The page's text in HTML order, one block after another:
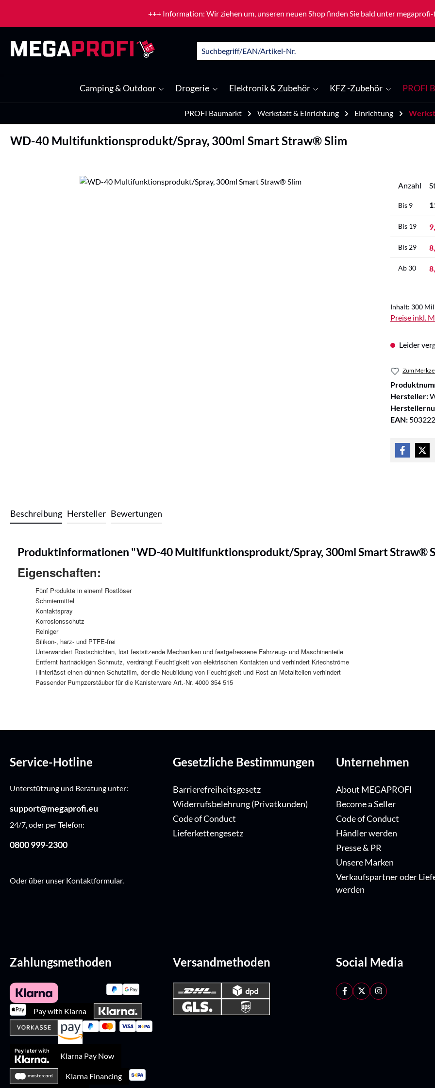
+++ Information: Wir ziehen um, unseren neuen Shop finden Sie bald unter
Camping & Outdoor Drogerie Elektronik & Zubehör KFZ -Zubehör PROFI
PROFI Baumarkt Werkstatt & Einrichtung Einrichtung
WD-40 Multifunktionsprodukt/Spray, 300ml Smart Straw® Slim
Bildergalerie überspringen Anzahl
Bis 9
Bis 19
Bis 29
Ab 30
Inhalt: 300
Preise inkl.
Leider
Zum
Hersteller:
EAN:
Beschreibung Hersteller Bewertungen
Produktinformationen "WD-40 Multifunktionsprodukt/Spray, 300ml Smart Straw®
Eigenschaften:
Fünf Produkte in einem! Rostlöser
Schmiermittel
Kontaktspray
Korrosionsschutz
Reiniger
Silikon-, harz- und PTFE-frei
Unterwandert Rostschichten, löst festsitzende Mechaniken und festgefressene Fahrzeug- und Maschinenteile
Entfernt hartnäckigen Schmutz, verdrängt Feuchtigkeit von elektrischen Kontakten und verhindert Kriechströme
Hinterlässt einen dünnen Schutzfilm, der die Neubildung von Feuchtigkeit und Rost an Metallteilen verhindert
Passender Pumpzerstäuber für die Kanisterware Art.-Nr. 4000 354 515
Service-Hotline
Unterstützung und Beratung unter:
support@megaprofi.eu
24/7, oder per Telefon:
0800 999-2300
Oder über unser Kontaktformular.
Gesetzliche Bestimmungen
Barrierefreiheitsgesetz
Widerrufsbelehrung (Privatkunden)
Code of Conduct
Lieferkettengesetz
Unternehmen
About MEGAPROFI
Become a Seller
Code of Conduct
Händler werden
Presse & PR
Unsere Marken
Verkaufspartner oder
werden
Zahlungsmethoden
Pay with Klarna
Klarna Pay Now
Klarna Financing
Versandmethoden Social Media